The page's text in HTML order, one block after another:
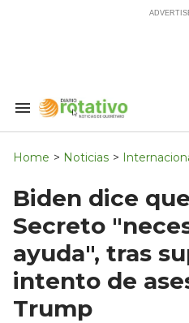
Search
Navigation
Home > Noticias >
Biden dice
Secreto
ayuda", tras
intento de
Trump